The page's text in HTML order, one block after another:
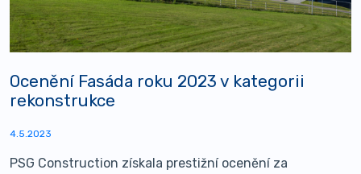
Ocenění Fasáda roku 2023 v kategorii
rekonstrukce
4.5.2023
PSG Construction získala prestižní ocenění za